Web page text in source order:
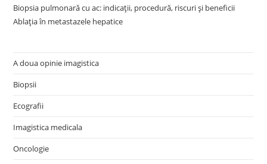
Biopsia pulmonară cu ac: indicații, procedură, riscuri și beneficii
Ablația în metastazele hepatice
A doua opinie imagistica
Biopsii
Ecografii
Imagistica medicala
Oncologie